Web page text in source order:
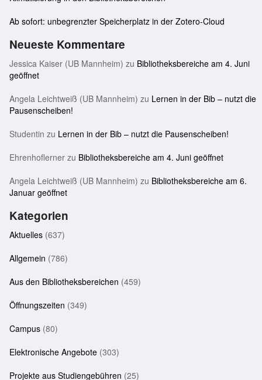
Ab sofort: unbegrenzter Speicherplatz in der Zotero-Cloud
Neueste Kommentare
Jessica Kaiser (UB Mannheim) zu Bibliotheksbereiche am 4. Juni
geöffnet
Angela Leichtweiß (UB Mannheim) zu Lernen in der Bib – nutzt die
Pausenscheiben!
Studentin zu Lernen in der Bib – nutzt die Pausenscheiben!
Ehrenhoflerner zu Bibliotheksbereiche am 4. Juni geöffnet
Angela Leichtweiß (UB Mannheim) zu Bibliotheksbereiche am 6.
Januar geöffnet
Kategorien
Aktuelles (637)
Allgemein (786)
Aus den Bibliotheksbereichen (459)
Öffnungszeiten (349)
Campus (80)
Elektronische Angebote (303)
Projekte aus Studiengebühren (25)